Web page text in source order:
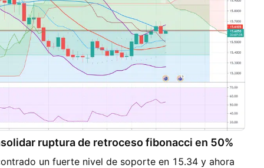
ruptura de retroceso fibonacci en 50%
un fuerte nivel de soporte en 15.34 y ahora